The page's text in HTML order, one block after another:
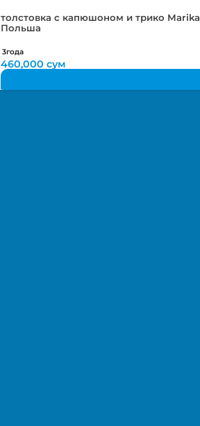
толстовка с капюшоном и трико Marika
Польша
3года
460,000 сум